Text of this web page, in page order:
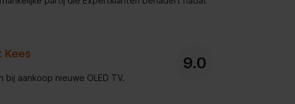
Kees 9.0
aankoop nieuwe OLED TV.